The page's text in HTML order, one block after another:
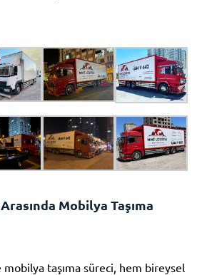
Mobilya Taşıma
mobilya taşıma süreci, hem bireysel